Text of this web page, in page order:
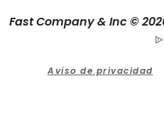
Fast Company & Inc ©
Aviso de privacidad